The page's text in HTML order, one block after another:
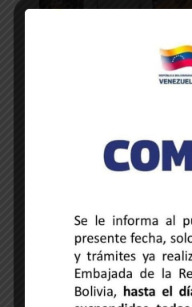
NOTICIAS DE LA EMBAJADA
Venezuela y